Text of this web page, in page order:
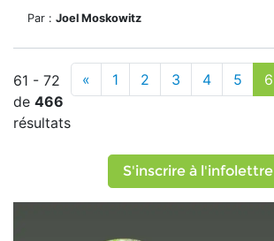
Par : Joel Moskowitz
61 - 72
de 466
résultats
« 1 2 3 4 5 6
S'inscrire à l'infolettre